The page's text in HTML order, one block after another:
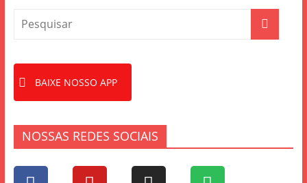
BAIXE NOSSO APP
NOSSAS REDES SOCIAIS